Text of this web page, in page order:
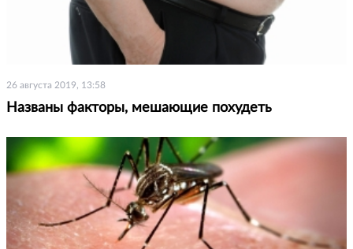
26 августа 2019, 13:58
Названы факторы, мешающие похудеть